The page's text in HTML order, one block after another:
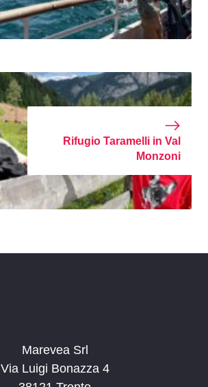
Rifugio Taramelli in Val
Monzoni
Marevea Srl
Via Luigi Bonazza 4